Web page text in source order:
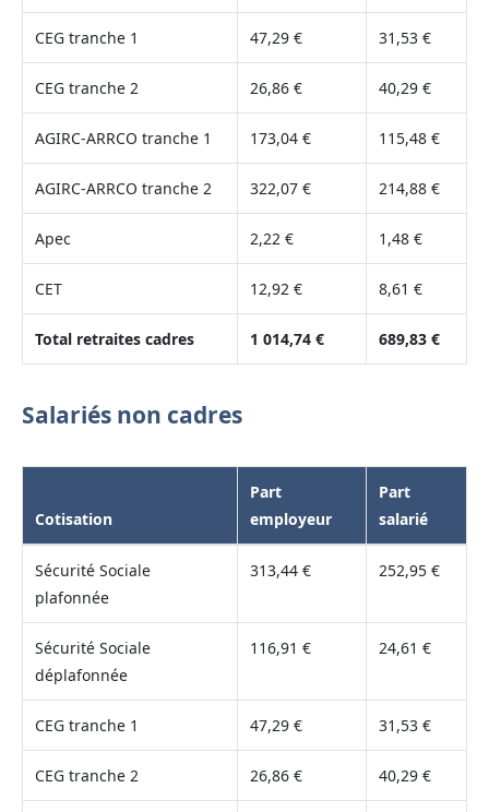
CEG tranche 1 47,29 € 31,53 €
CEG tranche 2 26,86 € 40,29 €
AGIRC-ARRCO tranche 1 173,04 € 115,48 €
AGIRC-ARRCO tranche 2 322,07 € 214,88 €
Apec 2,22 € 1,48 €
CET 12,92 € 8,61 €
Total retraites cadres 1 014,74 € 689,83 €
Salariés non cadres
Cotisation
Part
employeur
Part
salarié
Sécurité Sociale
plafonnée
313,44 € 252,95 €
Sécurité Sociale
déplafonnée
116,91 € 24,61 €
CEG tranche 1 47,29 € 31,53 €
CEG tranche 2 26,86 € 40,29 €